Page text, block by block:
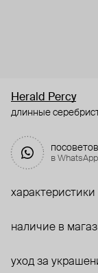
Herald Percy
длинные
в
характеристики
наличие в
уход за